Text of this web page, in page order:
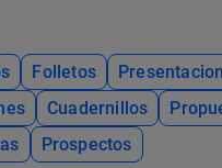
Folletos
Cuadernillos
Prospectos